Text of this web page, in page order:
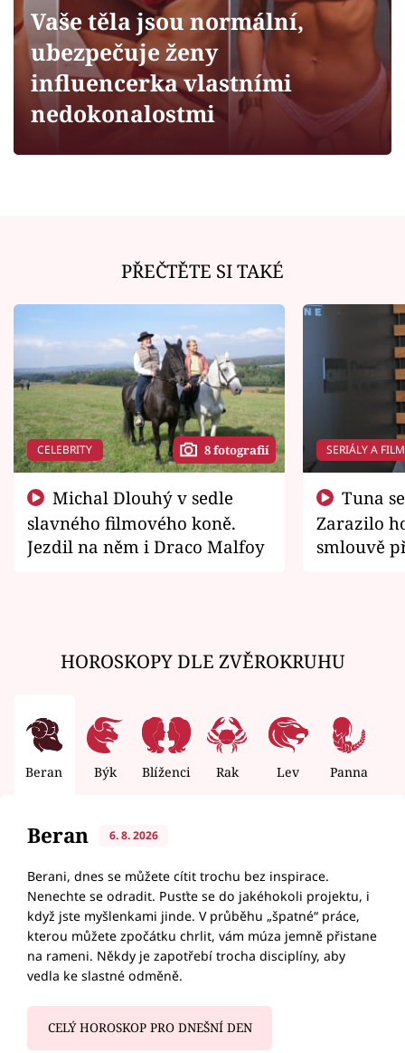
Sledujte prima+
Filmový festival Karlovy Vary
Sledujte nás
Vaše těla jsou normální,
ubezpečuje ženy
influencerka vlastními
nedokonalostmi
PŘEČTĚTE SI TAKÉ
CELEBRITY 8 fotografií
slavného filmového koně.
Jezdil na něm i Draco Malfoy
SERIÁLY A
Zarazilo
smlouvě
HOROSKOPY DLE ZVĚROKRUHU
Beran Býk Blíženci Rak Lev Panna
Beran 6. 8. 2026
Berani, dnes se můžete cítit trochu bez inspirace.
Nenechte se odradit. Pusťte se do jakéhokoli projektu, i
když jste myšlenkami jinde. V průběhu „špatné“ práce,
kterou můžete zpočátku chrlit, vám múza jemně přistane
na rameni. Někdy je zapotřebí trocha disciplíny, aby
vedla ke slastné odměně.
CELÝ HOROSKOP PRO DNEŠNÍ DEN